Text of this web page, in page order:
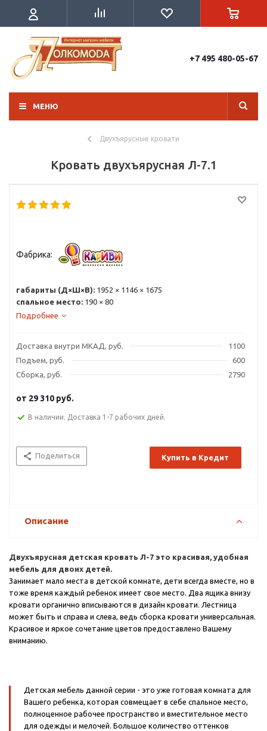
+7 495 480-05-67
МЕНЮ
Двухъярусные кровати
Кровать двухъярусная Л-7.1
Фабрика:
габариты (Д×Ш×В): 1952 × 1146 × 1675
спальное место: 190 × 80
Подробнее
Доставка внутри МКАД, руб.
1100
Подъем, руб.
600
Сборка, руб.
2790
от 29 310 руб.
В наличии. Доставка 1-7 рабочих дней.
Поделиться Купить в Кредит
Описание
Двухъярусная детская кровать Л-7 это красивая, удобная
мебель для двоих детей.
Занимает мало места в детской комнате, дети всегда вместе, но в
тоже время каждый ребенок имеет свое место. Два ящика внизу
кровати органично вписываются в дизайн кровати. Лестница
может быть и справа и слева, ведь сборка кровати универсальная.
Красивое и яркое сочетание цветов предоставлено Вашему
вниманию.
Детская мебель данной серии - это уже готовая комната для
Вашего ребенка, которая совмещает в себе спальное место,
полноценное рабочее пространство и вместительное место
для одежды и мелочей. Большое количество оттенков